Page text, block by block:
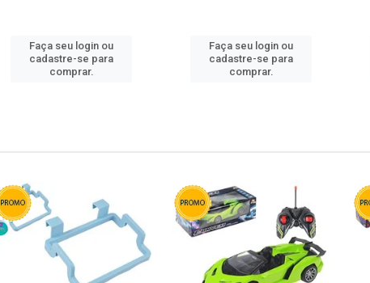
Faça seu login ou
cadastre-se para
comprar.
Faça seu login ou
cadastre-se para
comprar.